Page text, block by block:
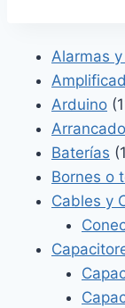
Alarmas
Arduino
Baterías
Bornes o
Cables y